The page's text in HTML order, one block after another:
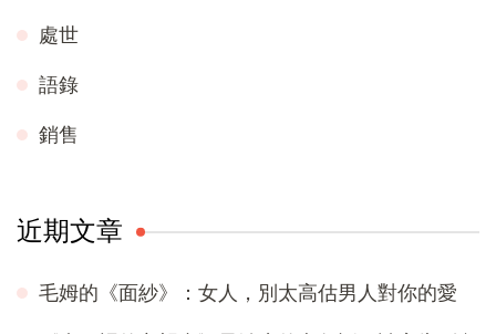
處世
語錄
銷售
近期文章
毛姆的《面紗》：女人，別太高估男人對你的愛